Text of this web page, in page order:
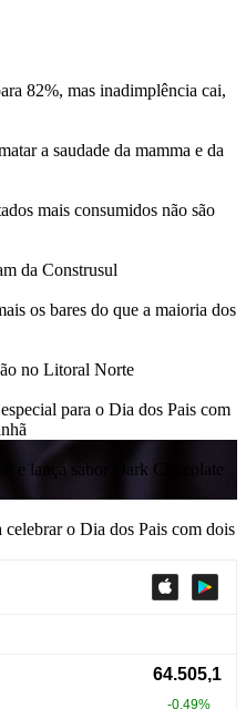
82%, mas inadimplência cai,
a saudade da mamma e da
mais consumidos não são
da Construsul
os bares do que a maioria dos
no Litoral Norte
para o Dia dos Pais com
e lança sabor Dark Chocolate
celebrar o Dia dos Pais com dois